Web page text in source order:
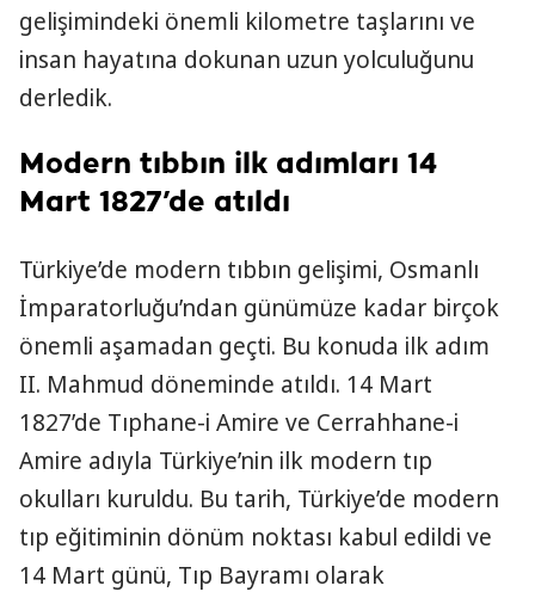
gelişimindeki önemli kilometre taşlarını ve
insan hayatına dokunan uzun yolculuğunu
derledik.
Modern tıbbın ilk adımları 14
Mart 1827’de atıldı
Türkiye’de modern tıbbın gelişimi, Osmanlı
İmparatorluğu’ndan günümüze kadar birçok
önemli aşamadan geçti. Bu konuda ilk adım
II. Mahmud döneminde atıldı. 14 Mart
1827’de Tıphane-i Amire ve Cerrahhane-i
Amire adıyla Türkiye’nin ilk modern tıp
okulları kuruldu. Bu tarih, Türkiye’de modern
tıp eğitiminin dönüm noktası kabul edildi ve
14 Mart günü, Tıp Bayramı olarak